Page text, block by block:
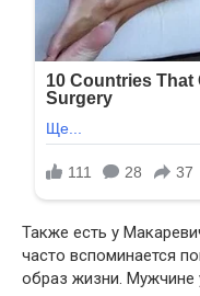
Также есть у
часто вспоминается
образ жизни. Мужчине